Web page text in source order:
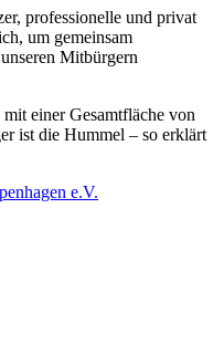
professionelle und privat
um gemeinsam
Mitbürgern
einer Gesamtfläche von
ist die Hummel – so erklärt
e.V.